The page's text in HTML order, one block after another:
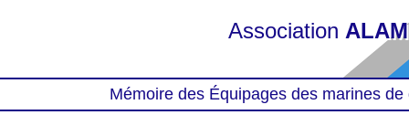
Association
Mémoire des Équipages des marines